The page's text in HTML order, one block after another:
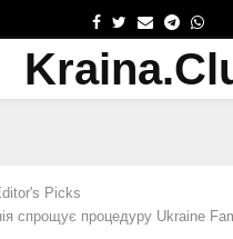
FACEBOOK
TWITTER
EMAIL
Picks
спрощує процедуру Ukraine